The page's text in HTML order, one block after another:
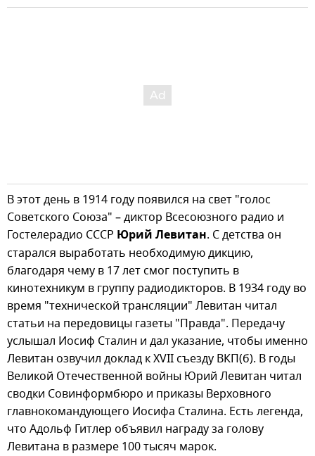
В этот день в 1914 году появился на свет "голос
Советского Союза" – диктор Всесоюзного радио и
Гостелерадио СССР Юрий Левитан. С детства он
старался выработать необходимую дикцию,
благодаря чему в 17 лет смог поступить в
кинотехникум в группу радиодикторов. В 1934 году во
время "технической трансляции" Левитан читал
статьи на передовицы газеты "Правда". Передачу
услышал Иосиф Сталин и дал указание, чтобы именно
Левитан озвучил доклад к XVII съезду ВКП(б). В годы
Великой Отечественной войны Юрий Левитан читал
сводки Совинформбюро и приказы Верховного
главнокомандующего Иосифа Сталина. Есть легенда,
что Адольф Гитлер объявил награду за голову
Левитана в размере 100 тысяч марок.